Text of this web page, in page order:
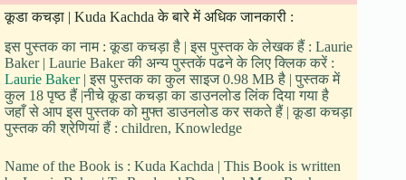
कूडा कचड़ा | Kuda Kachda के बारे में अधिक जानकारी :
इस पुस्तक का नाम : कूडा कचड़ा है | इस पुस्तक के लेखक हैं : Laurie
Baker | Laurie Baker की अन्य पुस्तकें पढने के लिए क्लिक करें :
Laurie Baker| इस पुस्तक का कुल साइज 0.98 MB है | पुस्तक में
कुल 18 पृष्ठ हैं |नीचे कूडा कचड़ा का डाउनलोड लिंक दिया गया है
जहाँ से आप इस पुस्तक को मुफ्त डाउनलोड कर सकते हैं | कूडा कचड़ा
पुस्तक की श्रेणियां हैं : children, Knowledge
Name of the Book is : Kuda Kachda | This Book is written